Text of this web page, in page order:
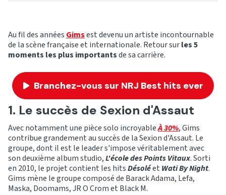
Au fil des années Gimsest devenu un artiste incontournable
de la scène française et internationale. Retour surles 5
moments les plus importantsde sa carrière.
Branchez-vous sur NRJ Best hits ever
1. Le succès de Sexion d'Assaut
Avec notamment une pièce solo incroyableÀ 30%, Gims
contribue grandement au succès de la Sexion d'Assaut. Le
groupe, dont il est le leader s'impose véritablement avec
son deuxième album studio,L'école des Points Vitaux. Sorti
en 2010, le projet contient les hitsDésoléet Wati By Night.
Gims mène le groupe composé de Barack Adama, Lefa,
Maska, Doomams, JR O Crom et Black M.